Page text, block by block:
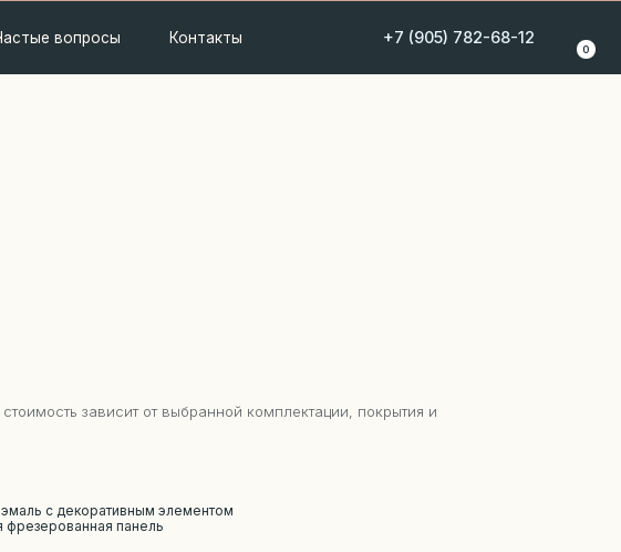
Контакты
0
зависит от выбранной комплектации, покрытия и
с декоративным элементом
фрезерованная панель